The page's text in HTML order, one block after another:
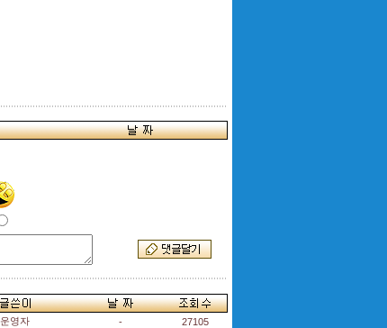
운영자 -
27105